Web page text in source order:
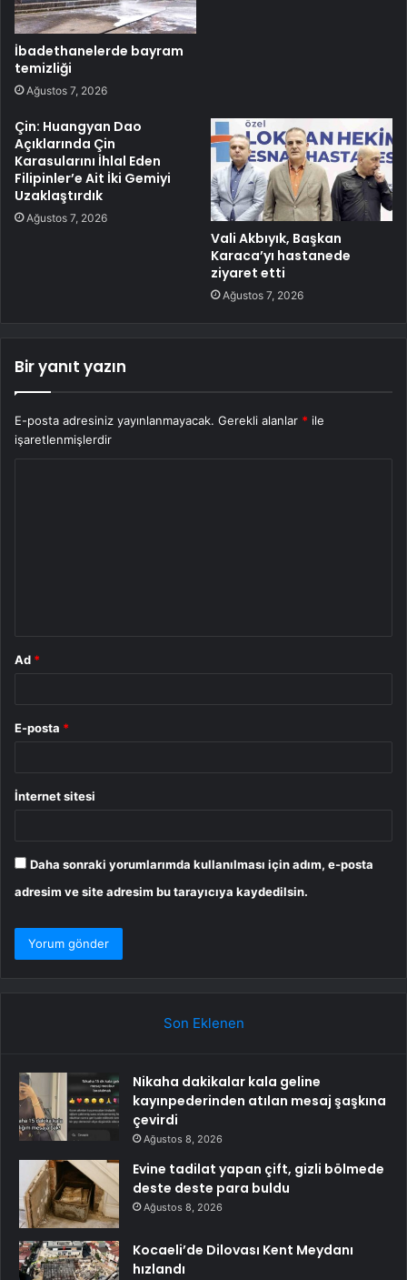
İbadethanelerde bayram
temizliği
Ağustos 7, 2026
Çin: Huangyan Dao
Açıklarında Çin
Karasularını İhlal Eden
Filipinler’e Ait İki Gemiyi
Uzaklaştırdık
Ağustos 7, 2026
Vali Akbıyık, Başkan
Karaca’yı hastanede
ziyaret etti
Ağustos 7, 2026
Bir yanıt yazın
E-posta adresiniz yayınlanmayacak. Gerekli alanlar * ile
işaretlenmişlerdir
Ad *
E-posta *
İnternet sitesi
Daha sonraki yorumlarımda kullanılması için adım, e-posta
adresim ve site adresim bu tarayıcıya kaydedilsin.
Son Eklenen
Nikaha dakikalar kala geline
kayınpederinden atılan mesaj şaşkına
çevirdi
Ağustos 8, 2026
Evine tadilat yapan çift, gizli bölmede
deste deste para buldu
Ağustos 8, 2026
Kocaeli’de Dilovası Kent Meydanı
hızlandı